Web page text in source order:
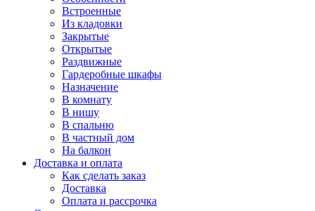
Встроенные
Из кладовки
Закрытые
Открытые
Раздвижные
Гардеробные шкафы
Назначение
В комнату
В нишу
В спальню
В частный дом
На балкон
Доставка и оплата
Как сделать заказ
Доставка
Оплата и рассрочка